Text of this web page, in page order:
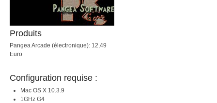
Produits
Pangea Arcade (électronique): 12,49
Euro
Configuration requise :
Mac OS X 10.3.9
1GHz G4